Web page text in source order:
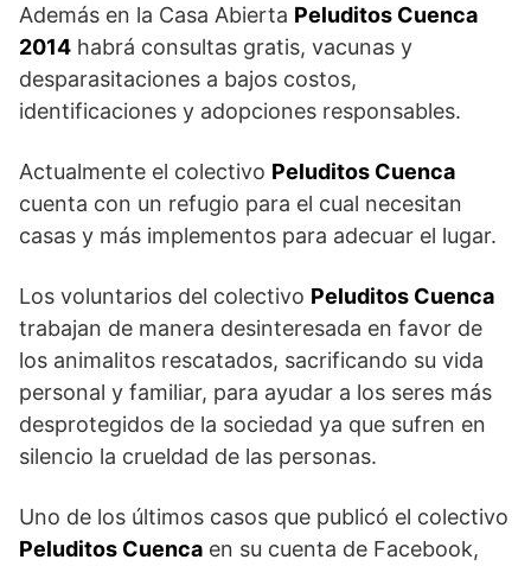
Además en la Casa Abierta Peluditos Cuenca
2014 habrá consultas gratis, vacunas y
desparasitaciones a bajos costos,
identificaciones y adopciones responsables.
Actualmente el colectivo Peluditos Cuenca
cuenta con un refugio para el cual necesitan
casas y más implementos para adecuar el lugar.
Los voluntarios del colectivo Peluditos Cuenca
trabajan de manera desinteresada en favor de
los animalitos rescatados, sacrificando su vida
personal y familiar, para ayudar a los seres más
desprotegidos de la sociedad ya que sufren en
silencio la crueldad de las personas.
Uno de los últimos casos que publicó el colectivo
Peluditos Cuenca en su cuenta de Facebook,